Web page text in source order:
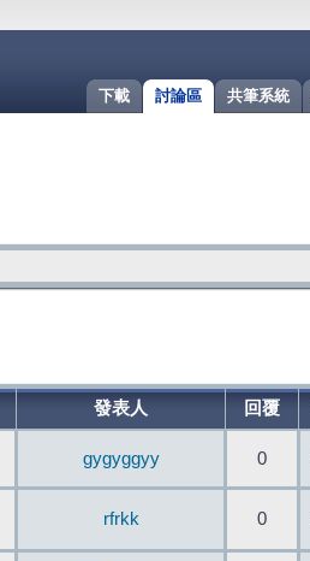
共筆系統
討論區
下載
發表人 回覆
gygyggyy 0
rfrkk 0